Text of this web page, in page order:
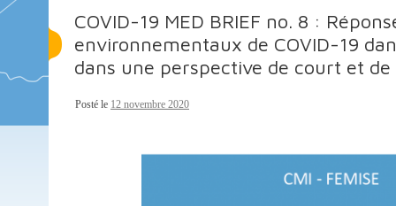
COVID-19 MED BRIEF no. 8 :
environnementaux de COVID-19
dans une perspective de court et
Posté le 12 novembre 2020